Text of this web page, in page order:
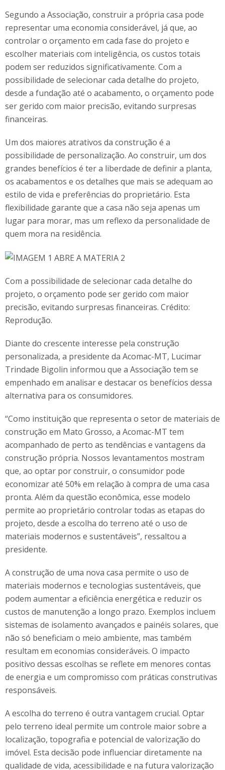
Segundo a Associação, construir a própria casa pode
representar uma economia considerável, já que, ao
controlar o orçamento em cada fase do projeto e
escolher materiais com inteligência, os custos totais
podem ser reduzidos significativamente. Com a
possibilidade de selecionar cada detalhe do projeto,
desde a fundação até o acabamento, o orçamento pode
ser gerido com maior precisão, evitando surpresas
financeiras.
Um dos maiores atrativos da construção é a
possibilidade de personalização. Ao construir, um dos
grandes benefícios é ter a liberdade de definir a planta,
os acabamentos e os detalhes que mais se adequam ao
estilo de vida e preferências do proprietário. Esta
flexibilidade garante que a casa não seja apenas um
lugar para morar, mas um reflexo da personalidade de
quem mora na residência.
Com a possibilidade de selecionar cada detalhe do
projeto, o orçamento pode ser gerido com maior
precisão, evitando surpresas financeiras. Crédito:
Reprodução.
Diante do crescente interesse pela construção
personalizada, a presidente da Acomac-MT, Lucimar
Trindade Bigolin informou que a Associação tem se
empenhado em analisar e destacar os benefícios dessa
alternativa para os consumidores.
“Como instituição que representa o setor de materiais de
construção em Mato Grosso, a Acomac-MT tem
acompanhado de perto as tendências e vantagens da
construção própria. Nossos levantamentos mostram
que, ao optar por construir, o consumidor pode
economizar até 50% em relação à compra de uma casa
pronta. Além da questão econômica, esse modelo
permite ao proprietário controlar todas as etapas do
projeto, desde a escolha do terreno até o uso de
materiais modernos e sustentáveis”, ressaltou a
presidente.
A construção de uma nova casa permite o uso de
materiais modernos e tecnologias sustentáveis, que
podem aumentar a eficiência energética e reduzir os
custos de manutenção a longo prazo. Exemplos incluem
sistemas de isolamento avançados e painéis solares, que
não só beneficiam o meio ambiente, mas também
resultam em economias consideráveis. O impacto
positivo dessas escolhas se reflete em menores contas
de energia e um compromisso com práticas construtivas
responsáveis.
A escolha do terreno é outra vantagem crucial. Optar
pelo terreno ideal permite um controle maior sobre a
localização, topografia e potencial de valorização do
imóvel. Esta decisão pode influenciar diretamente na
qualidade de vida, acessibilidade e na futura valorização